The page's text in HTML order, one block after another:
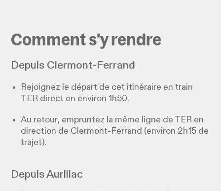
Comment s'y rendre
Depuis Clermont-Ferrand
Rejoignez le départ de cet itinéraire en train
TER direct en environ 1h50.
Au retour, empruntez la même ligne de TER en
direction de Clermont-Ferrand (environ 2h15 de
trajet).
Depuis Aurillac